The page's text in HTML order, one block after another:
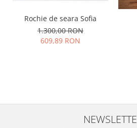
Rochie de seara Sofia
1.300,00 RON
609,89 RON